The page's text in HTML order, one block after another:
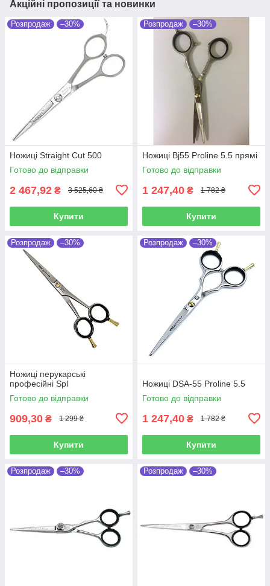
Акційні пропозиції та новинки
Розпродаж –30%
Ножиці Straight Cut 500
Готово до відправки
2 467,92 ₴ 3 525,60 ₴
Купити
Розпродаж –30%
Ножиці Bj55 Proline 5.5 прямі
Готово до відправки
1 247,40 ₴ 1 782 ₴
Купити
Розпродаж –30%
Ножиці перукарські
професійні Spl
Готово до відправки
909,30 ₴ 1 299 ₴
Купити
Розпродаж –30%
Ножиці DSA-55 Proline 5.5
Готово до відправки
1 247,40 ₴ 1 782 ₴
Купити
Розпродаж –30% Розпродаж –30%